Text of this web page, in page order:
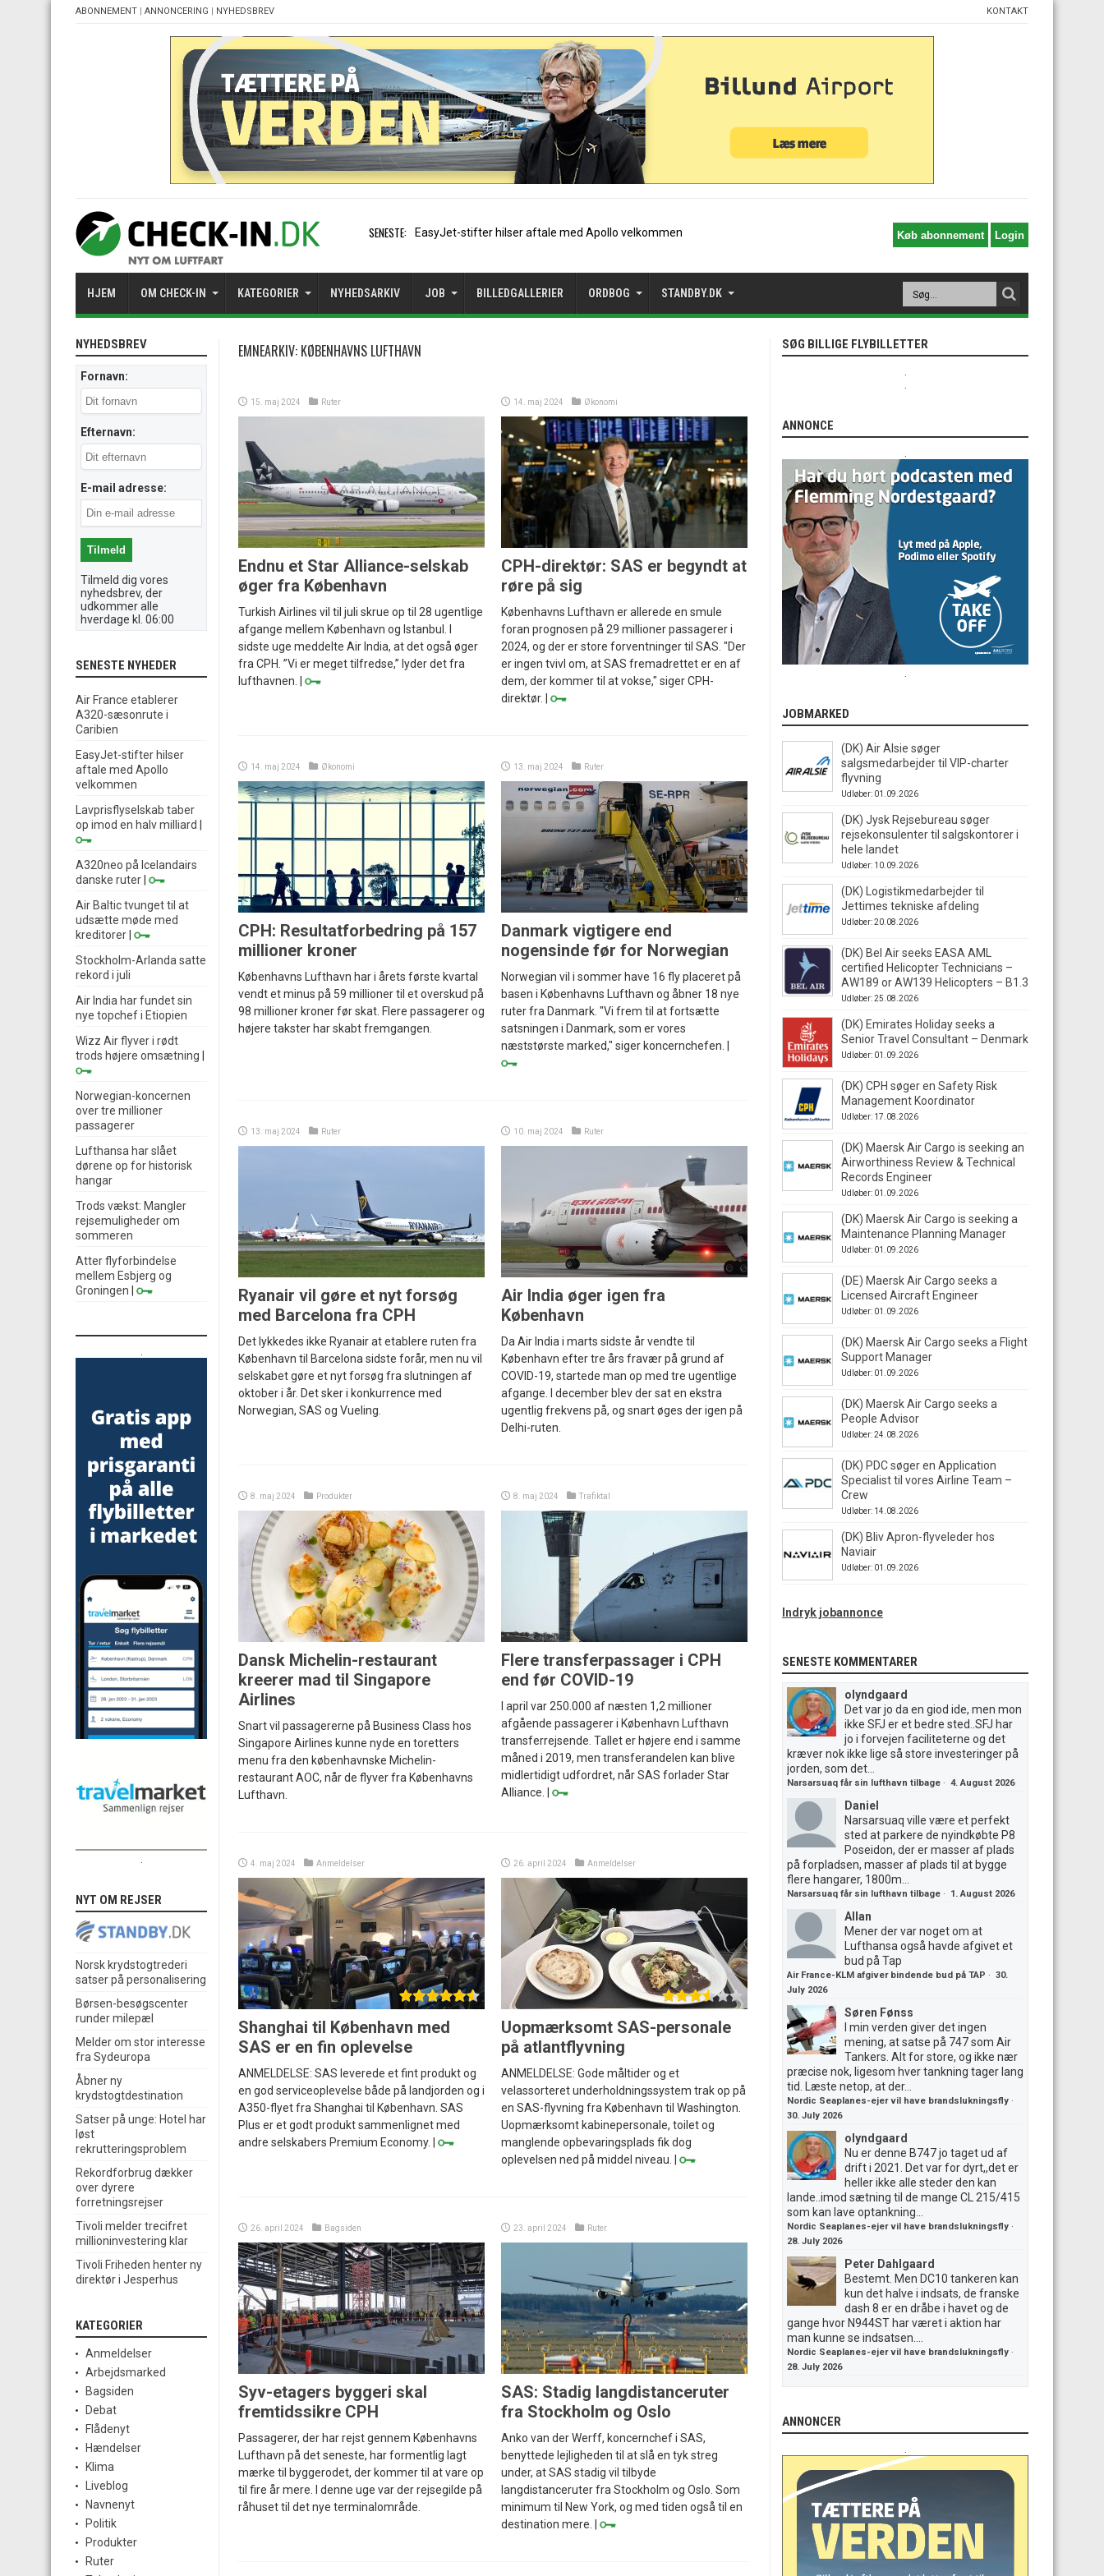
ABONNEMENT | ANNONCERING | NYHEDSBREV KONTAKT
SENESTE: Air France etablerer A320-sæsonrut
HJEM OM CHECK-IN KATEGORIER NYHEDSARKIV JOB BILLEDGALLERIER ORDBOG STANDBY.DK
EMNEARKIV: KØBENHAVNS LUFTHAVN
15. maj 2024 Ruter
Endnu et Star Alliance-selskab
øger fra København
Turkish Airlines vil til juli skrue op til 28 ugentlige
afgange mellem København og Istanbul. I
sidste uge meddelte Air India, at det også øger
fra CPH. ”Vi er meget tilfredse,” lyder det fra
lufthavnen. |
14. maj 2024 Økonomi
CPH-direktør: SAS er begyndt at
røre på sig
Københavns Lufthavn er allerede en smule
foran prognosen på 29 millioner passagerer i
2024, og der er store forventninger til SAS. "Der
er ingen tvivl om, at SAS fremadrettet er en af
dem, der kommer til at vokse," siger CPH-
direktør. |
14. maj 2024 Økonomi
CPH: Resultatforbedring på 157
millioner kroner
Københavns Lufthavn har i årets første kvartal
vendt et minus på 59 millioner til et overskud på
98 millioner kroner før skat. Flere passagerer og
højere takster har skabt fremgangen.
13. maj 2024 Ruter
Danmark vigtigere end
nogensinde før for Norwegian
Norwegian vil i sommer have 16 fly placeret på
basen i Københavns Lufthavn og åbner 18 nye
ruter fra Danmark. "Vi frem til at fortsætte
satsningen i Danmark, som er vores
næststørste marked," siger koncernchefen. |
13. maj 2024 Ruter
Ryanair vil gøre et nyt forsøg
med Barcelona fra CPH
Det lykkedes ikke Ryanair at etablere ruten fra
København til Barcelona sidste forår, men nu vil
selskabet gøre et nyt forsøg fra slutningen af
oktober i år. Det sker i konkurrence med
Norwegian, SAS og Vueling.
10. maj 2024 Ruter
Air India øger igen fra
København
Da Air India i marts sidste år vendte til
København efter tre års fravær på grund af
COVID-19, startede man op med tre ugentlige
afgange. I december blev der sat en ekstra
ugentlig frekvens på, og snart øges der igen på
Delhi-ruten.
8. maj 2024 Produkter
Dansk Michelin-restaurant
kreerer mad til Singapore
Airlines
Snart vil passagererne på Business Class hos
Singapore Airlines kunne nyde en toretters
menu fra den københavnske Michelin-
restaurant AOC, når de flyver fra Københavns
Lufthavn.
8. maj 2024 Trafiktal
Flere transferpassager i CPH
end før COVID-19
I april var 250.000 af næsten 1,2 millioner
afgående passagerer i København Lufthavn
transferrejsende. Tallet er højere end i samme
måned i 2019, men transferandelen kan blive
midlertidigt udfordret, når SAS forlader Star
Alliance. |
4. maj 2024 Anmeldelser
Shanghai til København med
SAS er en fin oplevelse
ANMELDELSE: SAS leverede et fint produkt og
en god serviceoplevelse både på landjorden og i
A350-flyet fra Shanghai til København. SAS
Plus er et godt produkt sammenlignet med
andre selskabers Premium Economy. |
26. april 2024 Anmeldelser
Uopmærksomt SAS-personale
på atlantflyvning
ANMELDELSE: Gode måltider og et
velassorteret underholdningssystem trak op på
en SAS-flyvning fra København til Washington.
Uopmærksomt kabinepersonale, toilet og
manglende opbevaringsplads fik dog
oplevelsen ned på middel niveau. |
26. april 2024 Bagsiden
Syv-etagers byggeri skal
fremtidssikre CPH
Passagerer, der har rejst gennem Københavns
Lufthavn på det seneste, har formentlig lagt
mærke til byggerodet, der kommer til at vare op
til fire år mere. I denne uge var der rejsegilde på
råhuset til det nye terminalområde.
23. april 2024 Ruter
SAS: Stadig langdistanceruter
fra Stockholm og Oslo
Anko van der Werff, koncernchef i SAS,
benyttede lejligheden til at slå en tyk streg
under, at SAS stadig vil tilbyde
langdistanceruter fra Stockholm og Oslo. Som
minimum til New York, og med tiden også til en
destination mere. |
NYHEDSBREV
Fornavn:
Efternavn:
E-mail adresse:
Tilmeld dig vores
nyhedsbrev, der
udkommer alle
hverdage kl. 06:00
SENESTE NYHEDER
Air France etablerer
A320-sæsonrute i
Caribien
EasyJet-stifter hilser
aftale med Apollo
velkommen
Lavprisflyselskab taber
op imod en halv milliard
A320neo på Icelandairs
danske ruter
Air Baltic tvunget til at
udsætte møde med
kreditorer
Stockholm-Arlanda satte
rekord i juli
Air India har fundet sin
nye topchef i Etiopien
Wizz Air flyver i rødt
trods højere omsætning
Norwegian-koncernen
over tre millioner
passagerer
Lufthansa har slået
dørene op for historisk
hangar
Trods vækst: Mangler
rejsemuligheder om
sommeren
Atter flyforbindelse
mellem Esbjerg og
Groningen
NYT OM REJSER
Norsk krydstogtrederi
satser på personalisering
Børsen-besøgscenter
runder milepæl
Melder om stor interesse
fra Sydeuropa
Åbner ny
krydstogtdestination
Satser på unge: Hotel har
løst
rekrutteringsproblem
Rekordforbrug dækker
over dyrere
forretningsrejser
Tivoli melder trecifret
millioninvestering klar
Tivoli Friheden henter ny
direktør i Jesperhus
KATEGORIER
Anmeldelser
Arbejdsmarked
Bagsiden
Debat
Flådenyt
Hændelser
Klima
Liveblog
Navnenyt
Politik
Produkter
Ruter
SØG BILLIGE FLYBILLETTER
ANNONCE
JOBMARKED
(DK) Air Alsie søger
salgsmedarbejder til VIP-charter
flyvning
Udløber: 01.09.2026
(DK) Jysk Rejsebureau søger
rejsekonsulenter til salgskontorer i
hele landet
Udløber: 10.09.2026
(DK) Logistikmedarbejder til
Jettimes tekniske afdeling
Udløber: 20.08.2026
(DK) Bel Air seeks EASA AML
certified Helicopter Technicians –
AW189 or AW139 Helicopters – B1.3
Udløber: 25.08.2026
(DK) Emirates Holiday seeks a
Senior Travel Consultant – Denmark
Udløber: 01.09.2026
(DK) CPH søger en Safety Risk
Management Koordinator
Udløber: 17.08.2026
(DK) Maersk Air Cargo is seeking an
Airworthiness Review & Technical
Records Engineer
Udløber: 01.09.2026
(DK) Maersk Air Cargo is seeking a
Maintenance Planning Manager
Udløber: 01.09.2026
(DE) Maersk Air Cargo seeks a
Licensed Aircraft Engineer
Udløber: 01.09.2026
(DK) Maersk Air Cargo seeks a Flight
Support Manager
Udløber: 01.09.2026
(DK) Maersk Air Cargo seeks a
People Advisor
Udløber: 24.08.2026
(DK) PDC søger en Application
Specialist til vores Airline Team –
Crew
Udløber: 14.08.2026
(DK) Bliv Apron-flyveleder hos
Naviair
Udløber: 01.09.2026
Indryk jobannonce
SENESTE KOMMENTARER
olyndgaard
Det var jo da en giod ide, men mon
ikke SFJ er et bedre sted..SFJ har
jo i forvejen faciliteterne og det
kræver nok ikke lige så store investeringer på
jorden, som det...
Narsarsuaq får sin lufthavn tilbage · 4. August 2026
Daniel
Narsarsuaq ville være et perfekt
sted at parkere de nyindkøbte P8
Poseidon, der er masser af plads
på forpladsen, masser af plads til at bygge
flere hangarer, 1800m...
Narsarsuaq får sin lufthavn tilbage · 1. August 2026
Allan
Mener der var noget om at
Lufthansa også havde afgivet et
bud på Tap
Air France-KLM afgiver bindende bud på TAP · 30.
July 2026
Søren Fønss
I min verden giver det ingen
mening, at satse på 747 som Air
Tankers. Alt for store, og ikke nær
præcise nok, ligesom hver tankning tager lang
tid. Læste netop, at der...
Nordic Seaplanes-ejer vil have brandslukningsfly ·
30. July 2026
olyndgaard
Nu er denne B747 jo taget ud af
drift i 2021. Det var for dyrt,,det er
heller ikke alle steder den kan
lande..imod sætning til de mange CL 215/415
som kan lave optankning...
Nordic Seaplanes-ejer vil have brandslukningsfly ·
28. July 2026
Peter Dahlgaard
Bestemt. Men DC10 tankeren kan
kun det halve i indsats, de franske
dash 8 er en dråbe i havet og de
gange hvor N944ST har været i aktion har
man kunne se indsatsen....
Nordic Seaplanes-ejer vil have brandslukningsfly ·
28. July 2026
ANNONCER